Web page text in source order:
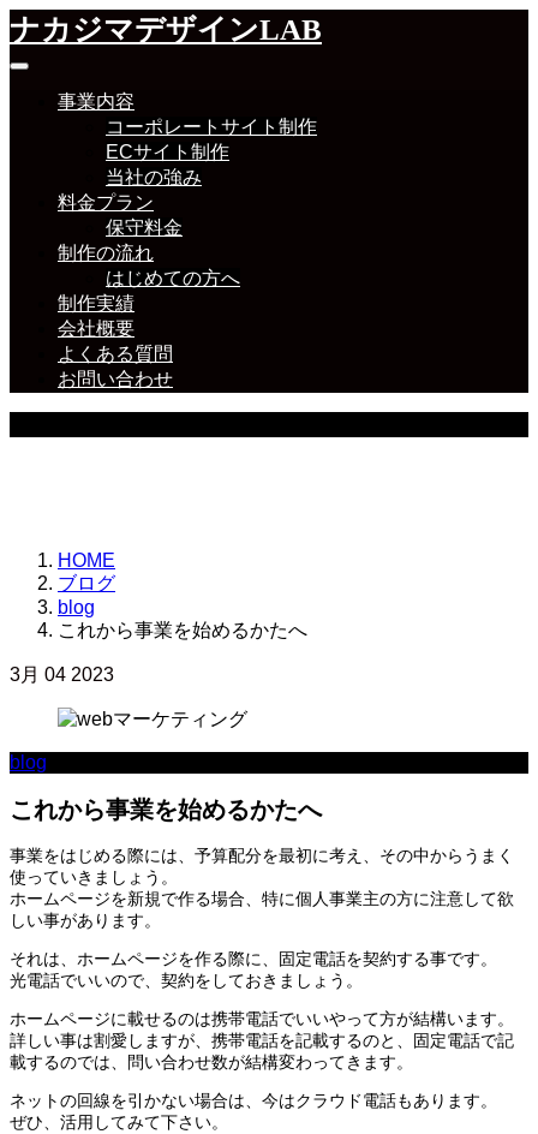
ナカジマデザインLAB
事業内容
コーポレートサイト制作
ECサイト制作
当社の強み
料金プラン
保守料金
制作の流れ
はじめての方へ
制作実績
会社概要
よくある質問
お問い合わせ
HOME
ブログ
blog
これから事業を始めるかたへ
3月 04 2023
blog
これから事業を始めるかたへ
事業をはじめる際には、予算配分を最初に考え、その中からうまく
使っていきましょう。
ホームページを新規で作る場合、特に個人事業主の方に注意して欲
しい事があります。
それは、ホームページを作る際に、固定電話を契約する事です。
光電話でいいので、契約をしておきましょう。
ホームページに載せるのは携帯電話でいいやって方が結構います。
詳しい事は割愛しますが、携帯電話を記載するのと、固定電話で記
載するのでは、問い合わせ数が結構変わってきます。
ネットの回線を引かない場合は、今はクラウド電話もあります。
ぜひ、活用してみて下さい。